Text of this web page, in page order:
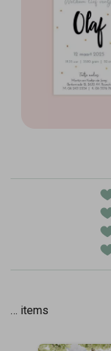
… items